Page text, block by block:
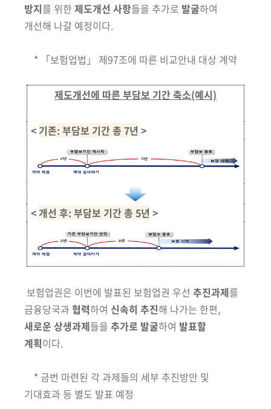
방지를 위한 제도개선 사항들을 추가로 발굴하여
개선해 나갈 예정이다.
* 「보험업법」 제97조에 따른 비교안내 대상 계약
제도개선에 따른 부담보 기간 축소(예시)
< 기존: 부담보 기간 총 7년 >
<개선 후: 부담보 기간 총 5년 >
보험업권은 이번에 발표된 보험업권 우선 추진과제를
금융당국과 협력하여 신속히 추진해 나가는 한편,
새로운 상생과제들을 추가로 발굴하여 발표할
계획이다.
* 금번 마련된 각 과제들의 세부 추진방안 및
기대효과 등 별도 발표 예정